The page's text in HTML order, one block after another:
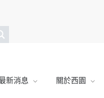
新消息 關於西園